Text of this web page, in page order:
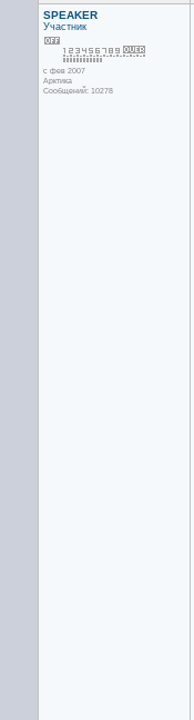
SPEAKER
Участник
с фев 2007
Арктика
Сообщений: 10278